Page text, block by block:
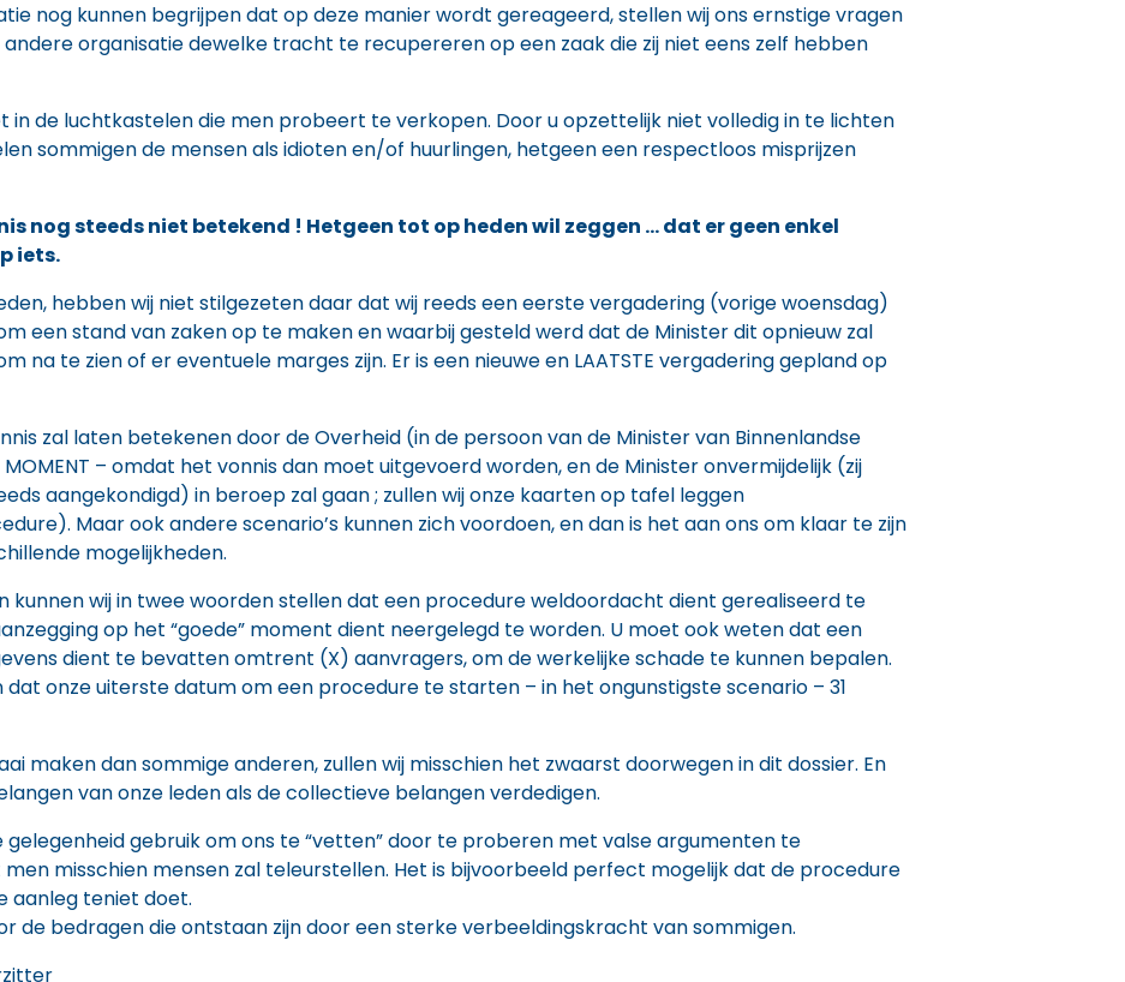
nog kunnen begrijpen dat op deze manier wordt gereageerd, stellen wij ons ernstige vragen
organisatie dewelke tracht te recupereren op een zaak die zij niet eens zelf hebben
in de luchtkastelen die men probeert te verkopen. Door u opzettelijk niet volledig in te lichten
sommigen de mensen als idioten en/of huurlingen, hetgeen een respectloos misprijzen
nog steeds niet betekend ! Hetgeen tot op heden wil zeggen … dat er geen enkel
iets.
hebben wij niet stilgezeten daar dat wij reeds een eerste vergadering (vorige woensdag)
een stand van zaken op te maken en waarbij gesteld werd dat de Minister dit opnieuw zal
na te zien of er eventuele marges zijn. Er is een nieuwe en LAATSTE vergadering gepland op
zal laten betekenen door de Overheid (in de persoon van de Minister van Binnenlandse
– omdat het vonnis dan moet uitgevoerd worden, en de Minister onvermijdelijk (zij
aangekondigd) in beroep zal gaan ; zullen wij onze kaarten op tafel leggen
Maar ook andere scenario’s kunnen zich voordoen, en dan is het aan ons om klaar te zijn
mogelijkheden.
kunnen wij in twee woorden stellen dat een procedure weldoordacht dient gerealiseerd te
op het “goede” moment dient neergelegd te worden. U moet ook weten dat een
dient te bevatten omtrent (X) aanvragers, om de werkelijke schade te kunnen bepalen.
dat onze uiterste datum om een procedure te starten – in het ongunstigste scenario – 31
maken dan sommige anderen, zullen wij misschien het zwaarst doorwegen in dit dossier. En
van onze leden als de collectieve belangen verdedigen.
gebruik om ons te “vetten” door te proberen met valse argumenten te
men misschien mensen zal teleurstellen. Het is bijvoorbeeld perfect mogelijk dat de procedure
aanleg teniet doet.
de bedragen die ontstaan zijn door een sterke verbeeldingskracht van sommigen.